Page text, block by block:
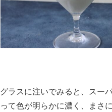
グラスに注いでみると、スー
って色が明らかに濃く、まさ